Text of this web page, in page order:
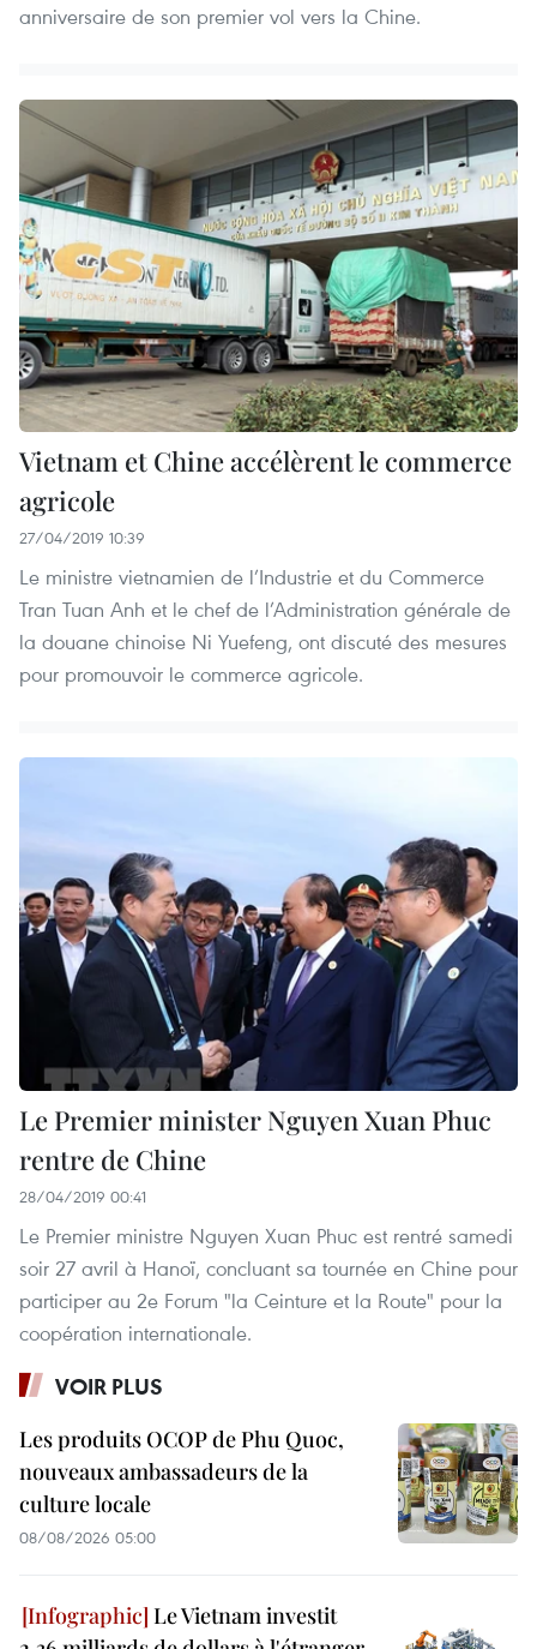
anniversaire de son premier vol vers la Chine.
Vietnam et Chine accélèrent le commerce
agricole
27/04/2019 10:39
Le ministre vietnamien de l’Industrie et du Commerce
Tran Tuan Anh et le chef de l’Administration générale de
la douane chinoise Ni Yuefeng, ont discuté des mesures
pour promouvoir le commerce agricole.
Le Premier minister Nguyen Xuan Phuc
rentre de Chine
28/04/2019 00:41
Le Premier ministre Nguyen Xuan Phuc est rentré samedi
soir 27 avril à Hanoï, concluant sa tournée en Chine pour
participer au 2e Forum "la Ceinture et la Route" pour la
coopération internationale.
VOIR PLUS
Les produits OCOP de Phu Quoc,
nouveaux ambassadeurs de la
culture locale
08/08/2026 05:00
Le Vietnam investit